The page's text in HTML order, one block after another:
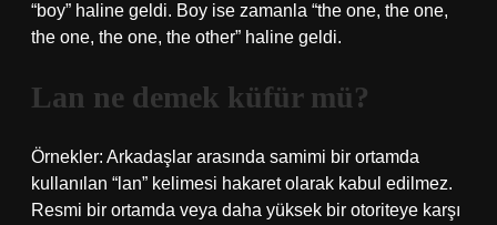
“boy” haline geldi. Boy ise zamanla “the one, the one,
the one, the one, the other” haline geldi.
Lan ne demek küfür mü?
Örnekler: Arkadaşlar arasında samimi bir ortamda
kullanılan “lan” kelimesi hakaret olarak kabul edilmez.
Resmi bir ortamda veya daha yüksek bir otoriteye karşı